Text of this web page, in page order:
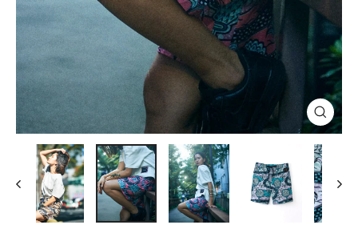
Close
(esc)